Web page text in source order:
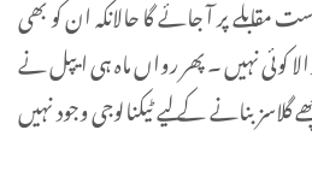
پر آ جائے گا حالانکہ ان کو بھی
کوئی نہیں ۔ پھر رواں ماہ ہی ایپل نے
گلاسز بنانے کے لیے ٹیکنالوجی وجود نہیں